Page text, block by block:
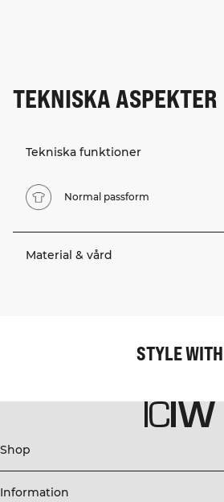
TEKNISKA ASPEKTER
Tekniska funktioner
Normal passform
Material & vård
STYLE WITH
Shop
Information